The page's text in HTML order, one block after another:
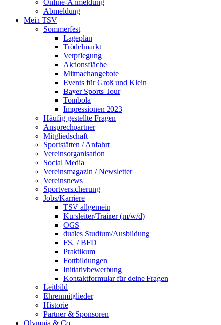
Online-Anmeldung
Abmeldung
Mein TSV
Sommerfest
Lageplan
Trödelmarkt
Verpflegung
Aktionsfläche
Mitmachangebote
Events für Groß und Klein
Bayer Sports Tour
Tombola
Impressionen 2023
Häufig gestellte Fragen
Ansprechpartner
Mitgliedschaft
Sportstätten / Anfahrt
Vereinsorganisation
Social Media
Vereinsmagazin / Newsletter
Vereinsnews
Sportversicherung
Jobs/Karriere
TSV allgemein
Kursleiter/Trainer (m/w/d)
OGS
duales Studium/Ausbildung
FSJ / BFD
Praktikum
Fortbildungen
Initiativbewerbung
Kontaktformular für deine Fragen
Leitbild
Ehrenmitglieder
Historie
Partner & Sponsoren
Olympia & Co